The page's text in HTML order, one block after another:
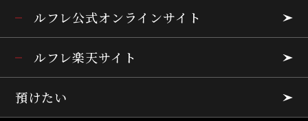
ルフレ公式オンラインサイト
ルフレ楽天サイト
預けたい